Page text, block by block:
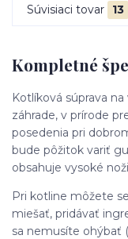
Súvisiaci tovar 13
Kompletné
Kotlíková súprava
záhrade, v prírode
posedenia pri
bude pôžitok variť
obsahuje vysoké
Pri kotline môžete
miešať, pridávať
sa nemusíte ohýbať